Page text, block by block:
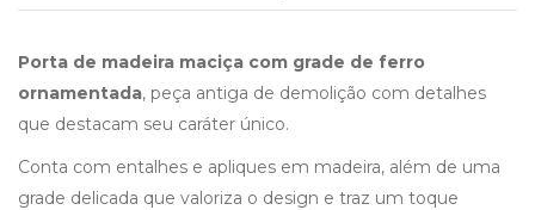
Porta de madeira maciça com grade de ferro
ornamentada, peça antiga de demolição com detalhes
que destacam seu caráter único.
Conta com entalhes e apliques em madeira, além de uma
grade delicada que valoriza o design e traz um toque